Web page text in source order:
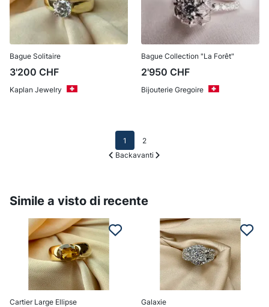
Bague Solitaire
3'200 CHF
Kaplan Jewelry
Bague Collection "La Forêt"
2'950 CHF
Bijouterie Gregoire
Back
1
2
avanti
Simile a visto di recente
Cartier Large Ellipse Galaxie